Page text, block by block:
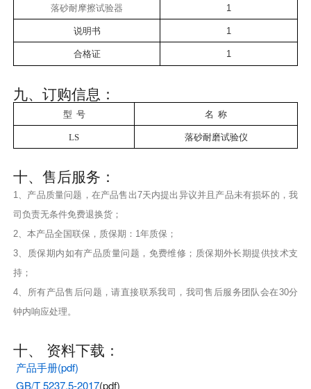
落砂耐摩擦试验器 1
说明书 1
合格证 1
九、订购信息：
型 号 名 称
LS 落砂耐磨试验仪
十、售后服务：
1、产品质量问题，在产品售出7天内提出异议并且产品未有损坏的，我
司负责无条件免费退换货；
2、本产品全国联保，质保期：1年质保；
3、质保期内如有产品质量问题，免费维修；质保期外长期提供技术支
持；
4、所有产品售后问题，请直接联系我司，我司售后服务团队会在30分
钟内响应处理。
十、 资料下载：
产品手册(pdf)
GB/T 5237.5-2017(pdf)